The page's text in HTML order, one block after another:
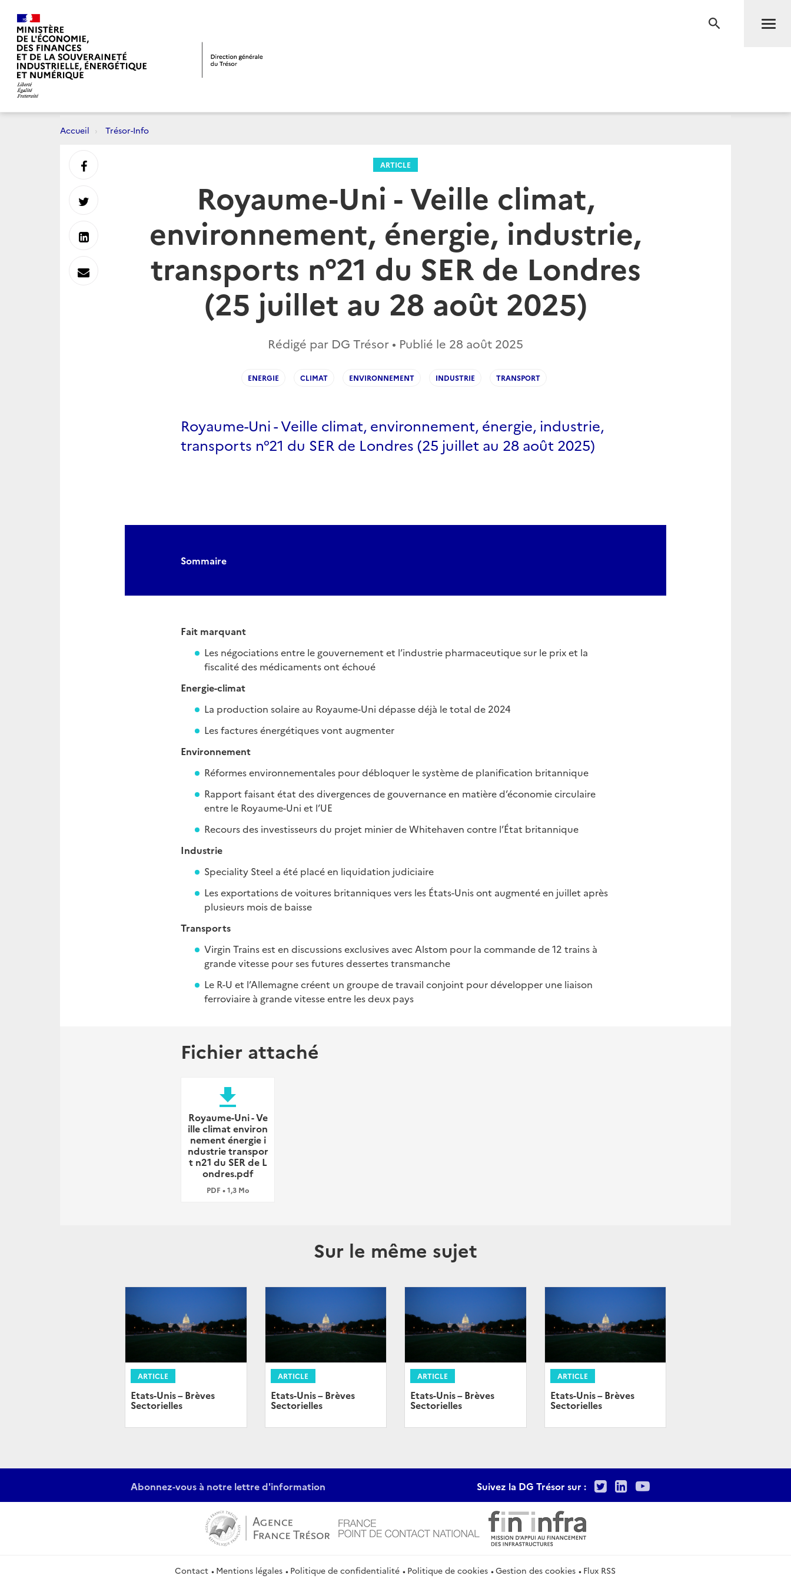
RECHERCHE
Accueil Trésor-Info
ARTICLE
Royaume-Uni - Veille climat,
environnement, énergie, industrie,
transports n°21 du SER de Londres
(25 juillet au 28 août 2025)
Rédigé par DG Trésor • Publié le 28 août 2025
ENERGIE CLIMAT ENVIRONNEMENT INDUSTRIE TRANSPORT
Royaume-Uni - Veille climat, environnement, énergie, industrie,
transports n°21 du SER de Londres (25 juillet au 28 août 2025)
Sommaire
Fait marquant
Les négociations entre le gouvernement et l’industrie pharmaceutique sur le prix et la
fiscalité des médicaments ont échoué
Energie-climat
La production solaire au Royaume-Uni dépasse déjà le total de 2024
Les factures énergétiques vont augmenter
Environnement
Réformes environnementales pour débloquer le système de planification britannique
Rapport faisant état des divergences de gouvernance en matière d’économie circulaire
entre le Royaume-Uni et l’UE
Recours des investisseurs du projet minier de Whitehaven contre l’État britannique
Industrie
Speciality Steel a été placé en liquidation judiciaire
Les exportations de voitures britanniques vers les États-Unis ont augmenté en juillet après
plusieurs mois de baisse
Transports
Virgin Trains est en discussions exclusives avec Alstom pour la commande de 12 trains à
grande vitesse pour ses futures dessertes transmanche
Le R-U et l’Allemagne créent un groupe de travail conjoint pour développer une liaison
ferroviaire à grande vitesse entre les deux pays
Fichier attaché
file_download
Royaume-Uni - Ve
ille climat environ
nement énergie i
ndustrie transpor
t n21 du SER de L
ondres.pdf
PDF • 1,3 Mo
Sur le même sujet
ARTICLE
Etats-Unis – Brèves
Sectorielles
ARTICLE
Etats-Unis – Brèves
Sectorielles
ARTICLE
Etats-Unis – Brèves
Sectorielles
ARTICLE
Etats-Unis – Brèves
Sectorielles
Partager
sur
Partager
sur
Partager
sur
Envoyer
Abonnez-vous à notre lettre d'information Suivez la DG Trésor sur : TwitterLinkedIn
Youtube
Contact Mentions légales Politique de confidentialité Politique de cookies Gestion des cookies Flux RSS